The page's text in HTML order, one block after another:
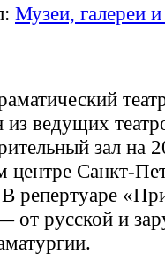
Музеи, галереи
ведущих
зал на
центре Санкт-
репертуаре
от русской и